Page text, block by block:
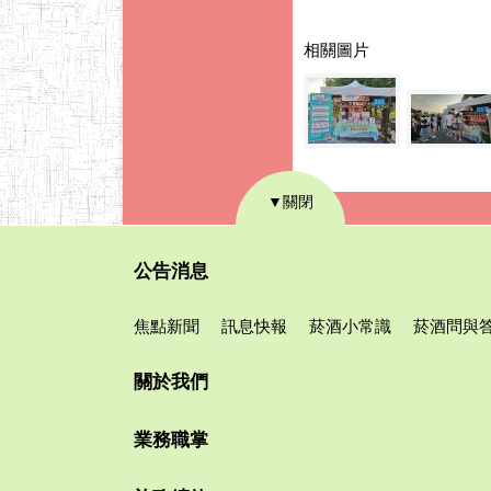
相關圖片
▼關閉
公告消息
焦點新聞 訊息快報 菸酒小常識 菸酒問與
關於我們
業務職掌